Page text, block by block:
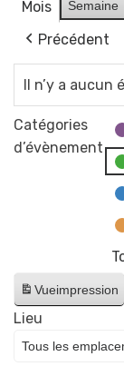
Mois Semaine
Précédent
Il n’y a aucun
Catégories
d’évènement
Vueimpression
Lieu